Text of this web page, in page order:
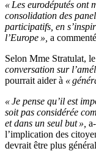
« Les eurodéputés ont
consolidation des
participatifs, en
l’Europe », a
Selon Mme Stratulat,
conversation sur
pourrait aider à «
« Je pense qu’il est
soit pas considérée
et dans un seul but »,
l’implication des
devrait être plus